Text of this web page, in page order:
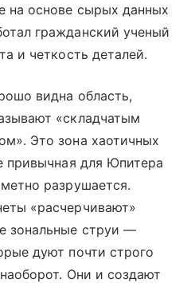
на основе сырых данных
гражданский ученый
и четкость деталей.
видна область,
«складчатым
Это зона хаотичных
привычная для Юпитера
разрушается.
«расчерчивают»
зональные струи —
дуют почти строго
Они и создают